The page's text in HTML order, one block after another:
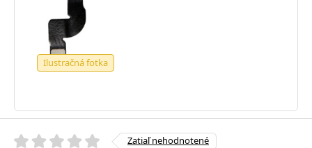
Ilustračná fotka
Zatiaľ nehodnotené